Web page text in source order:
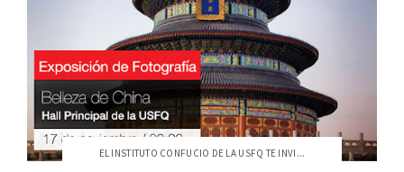
EL INSTITUTO CONFUCIO DE LA USFQ TE INVI...